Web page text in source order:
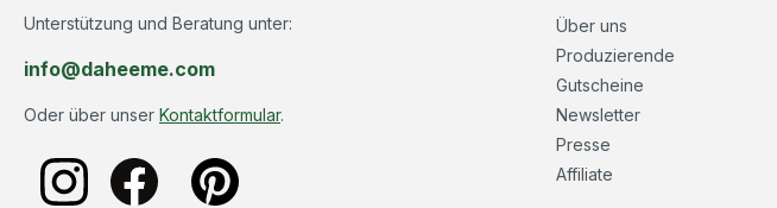
Unterstützung und Beratung unter:
info@daheeme.com
Oder über unser Kontaktformular.
Über uns
Produzierende
Gutscheine
Newsletter
Presse
Affiliate